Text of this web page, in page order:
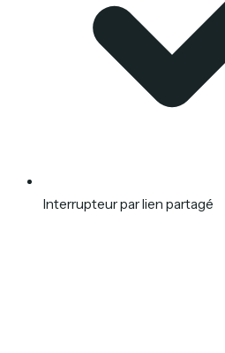
Interrupteur par lien partagé